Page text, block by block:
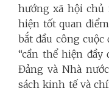
hướng xã hội chủ
hiện tốt quan
bắt đầu công
“cần thể hiện
Đảng và Nhà
sách kinh tế và